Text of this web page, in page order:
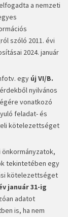
a nemzeti
szóló 2011. évi
2024. január
egy új VI/B.
nyilvános
vonatkozó
feladat- és
kötelezettséget
tekintetében egy
kötelezettséget
január 31-ig
adatot
is, ha nem